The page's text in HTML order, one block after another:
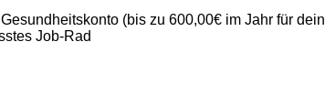
(bis zu 600,00€ im Jahr für
Job-Rad